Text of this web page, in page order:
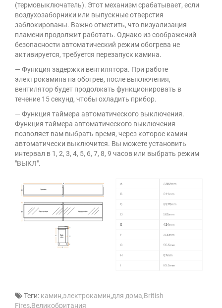
(термовыключатель). Этот механизм срабатывает, если
воздухозаборники или выпускные отверстия
заблокированы. Важно отметить, что визуализация
пламени продолжит работать. Однако из соображений
безопасности автоматический режим обогрева не
активируется, требуется перезапуск камина.
— Функция задержки вентилятора. При работе
электрокамина на обогрев, после выключения,
вентилятор будет продолжать функционировать в
течение 15 секунд, чтобы охладить прибор.
— Функция таймера автоматического выключения.
Функция таймера автоматического выключения
позволяет вам выбрать время, через которое камин
автоматически выключится. Вы можете установить
интервал в 1, 2, 3, 4, 5, 6, 7, 8, 9 часов или выбрать режим
"ВЫКЛ".
Теги: камин,электрокамин,для дома,British
Fires,Великобритания